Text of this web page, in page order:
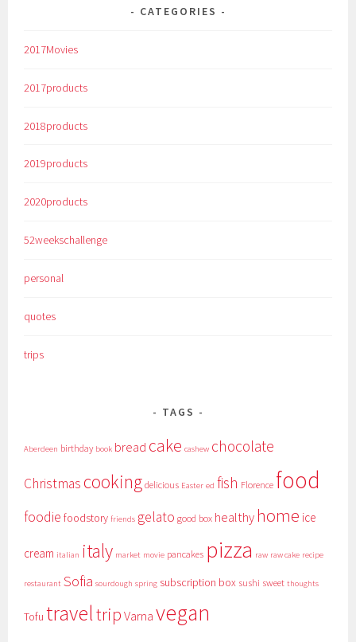
CATEGORIES
2017Movies
2017products
2018products
2019products
2020products
52weekschallenge
personal
quotes
trips
TAGS
Aberdeen birthday book bread cake cashew chocolate
Christmas cooking delicious Easter ed fish Florence food
foodie foodstory friends gelato good box healthyhome ice
cream italian italy market movie pancakes pizza raw raw cake recipe
restaurant Sofia sourdough spring subscription box sushi sweet thoughts
Tofu traveltrip Varna vegan